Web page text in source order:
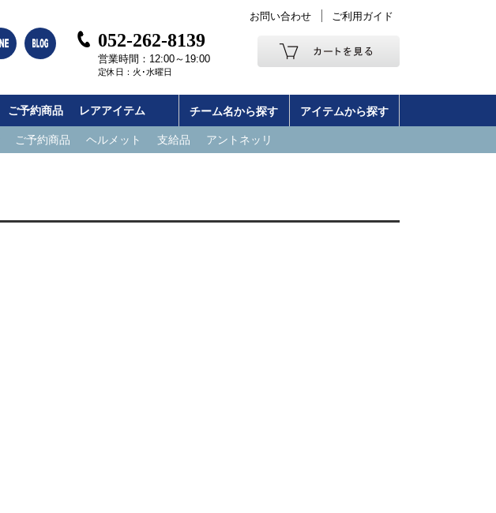
お問い合わせ ご利用ガイド
052-262-8139
営業時間：12:00～19:00
定休日：火･水曜日
ご予約商品 レアアイテム チーム名から探す アイテムから探す
ご予約商品 ヘルメット 支給品 アントネッリ